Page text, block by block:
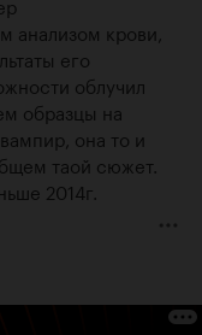
анализом крови,
его
облучил
образцы на
она то и
таой сюжет.
2014г.